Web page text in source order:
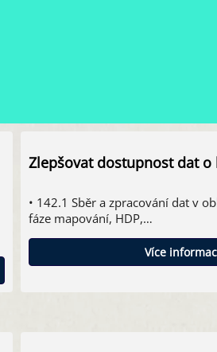
Zlepšovat dostupnost dat
• 142.1 Sběr a zpracování dat v
fáze mapování, HDP,…
Více